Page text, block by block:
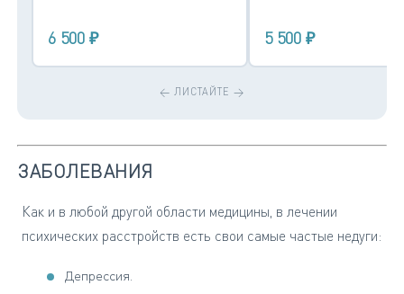
6 500 ₽ 5 500 ₽
ЗАБОЛЕВАНИЯ
Как и в любой другой области медицины, в лечении
психических расстройств есть свои самые частые недуги:
Депрессия.